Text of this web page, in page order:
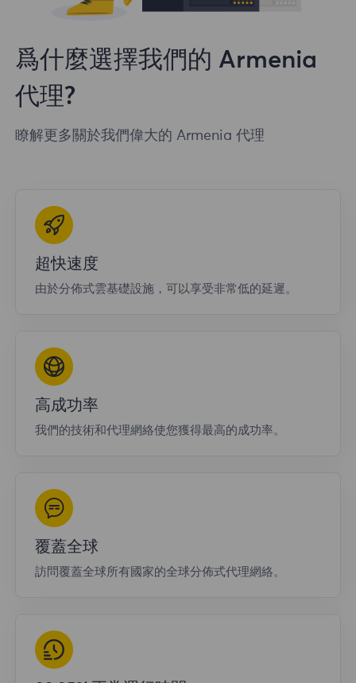
爲什麼選擇我們的 Armenia
代理?
瞭解更多關於我們偉大的 Armenia 代理
超快速度
由於分佈式雲基礎設施，可以享受非常低的延遲。
高成功率
我們的技術和代理網絡使您獲得最高的成功率。
覆蓋全球
訪問覆蓋全球所有國家的全球分佈式代理網絡。